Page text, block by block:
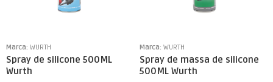
Marca: WURTH
Spray de silicone 500ML
Wurth
Marca: WURTH
Spray de massa de silicone
500ML Wurth